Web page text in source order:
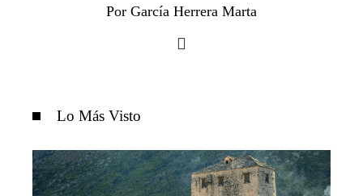
Por García Herrera Marta
Lo Más Visto